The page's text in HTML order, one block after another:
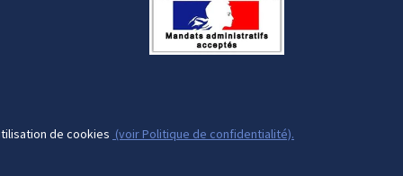
de cookies (voir Politique de confidentialité).